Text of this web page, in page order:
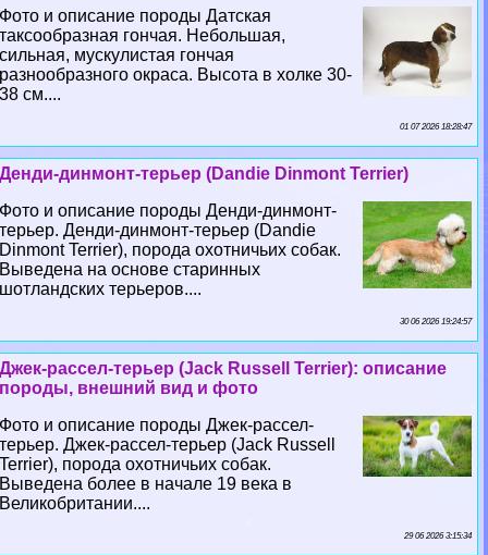
Фото и описание породы Датская
таксообразная гончая. Небольшая,
сильная, мускулистая гончая
разнообразного окраса. Высота в холке 30-
38 см....
01 07 2026 18:28:47
Денди-динмонт-терьер (Dandie Dinmont Terrier)
Фото и описание породы Денди-динмонт-
терьер. Денди-динмонт-терьер (Dandie
Dinmont Terrier), порода охотничьих собак.
Выведена на основе старинных
шотландских терьеров....
30 06 2026 19:24:57
Джек-рассел-терьер (Jack Russell Terrier): описание
породы, внешний вид и фото
Фото и описание породы Джек-рассел-
терьер. Джек-рассел-терьер (Jack Russell
Terrier), порода охотничьих собак.
Выведена более в начале 19 века в
Великобритании....
29 06 2026 3:15:34